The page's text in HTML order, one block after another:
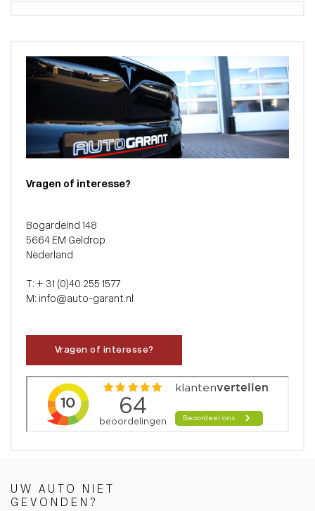
Vragen of interesse?
Bogardeind 148
5664 EM Geldrop
Nederland
T: + 31 (0)40 255 1577
M: info@auto-garant.nl
Vragen of interesse?
UW AUTO NIET
GEVONDEN?